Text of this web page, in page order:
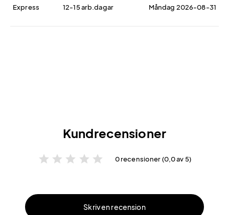
Express 12-15 arb.dagar Måndag 2026-08-31
Kundrecensioner
star star star star star 0 recensioner (0,0 av 5)
Skriv en recension